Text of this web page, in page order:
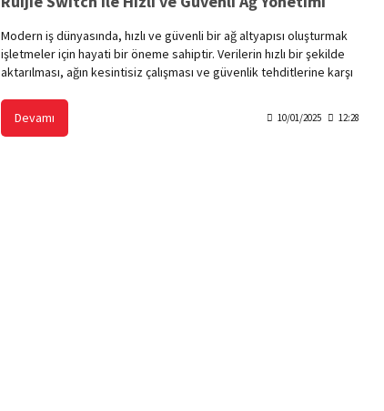
Modern iş dünyasında, hızlı ve güvenli bir ağ altyapısı oluşturmak
işletmeler için hayati bir öneme sahiptir. Verilerin hızlı bir şekilde
aktarılması, ağın kesintisiz çalışması ve güvenlik tehditlerine karşı
Ruijie Switch, bu ihtiyaçları karşılamak üzere tasarlanmış, yüksek
performanslı ve güvenli ağ yönetimi çözümleri sunan lider bir
Devamı 10/01/2025 12:28